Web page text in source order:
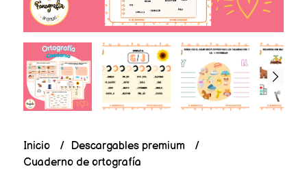
Inicio
Descargables premium
Cuaderno de ortografía